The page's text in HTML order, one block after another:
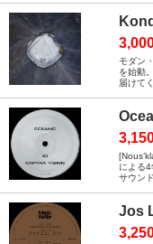
モダン
を始動
届けて
による
サウンド
Jos